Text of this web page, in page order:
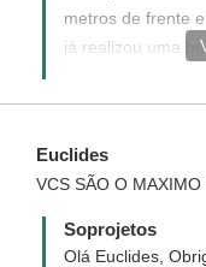
metros de frente
já realizou uma
possam atender
busca de um
sproj.com.br/spj-
tenha encontrado
esse e-mail
Euclides
VCS SÃO O MAXIMO
Soprojetos
Olá Euclides,